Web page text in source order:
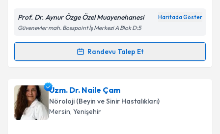
Kişisel verilerimin işlenmesine ilişkin
Metni'ni okudum ve kişisel verilerimin belirtilen
kapsamda işlenmesini kabul ediyorum.
Prof. Dr. Aynur Özge Özel Muayenehanesi Haritada Göster
Güvenevler mah. Bosspoint İş Merkezi A Blok D:5
Randevu Talep Et
Randevu Takvimi Talebi
Prof. Dr. Aynur Özgeiçin randevu takvimi talebi
oluşturun. Size bu uzmandan randevu almanız için bir
takvim hazırlandığında e-posta ile bilgilendireceğiz.
Uzm. Dr. Naile Çam
Nöroloji (Beyin ve Sinir Hastalıkları)
Mersin, Yenişehir